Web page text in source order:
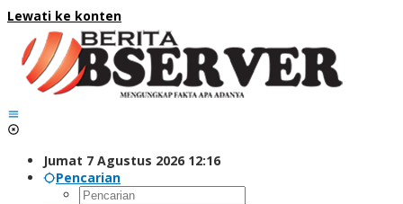
Lewati ke konten
Jumat 7 Agustus 2026 12:16
Pencarian